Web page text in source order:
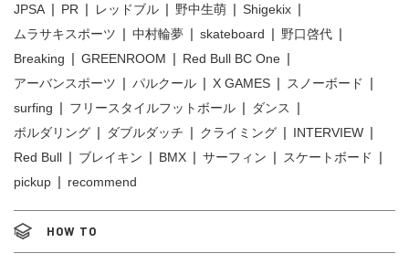
JPSA PR レッドブル 野中生萌
Shigekix
ムラサキスポーツ
中村輪夢 skateboard
野口啓代
Breaking
GREENROOM
Red Bull BC One
アーバンスポーツ
パルクール X GAMES
スノーボード
surfing
フリースタイルフットボール
ダンス
ボルダリング
ダブルダッチ クライミング
INTERVIEW
Red Bull
ブレイキン BMX サーフィン
スケートボード
pickup
recommend
HOW TO